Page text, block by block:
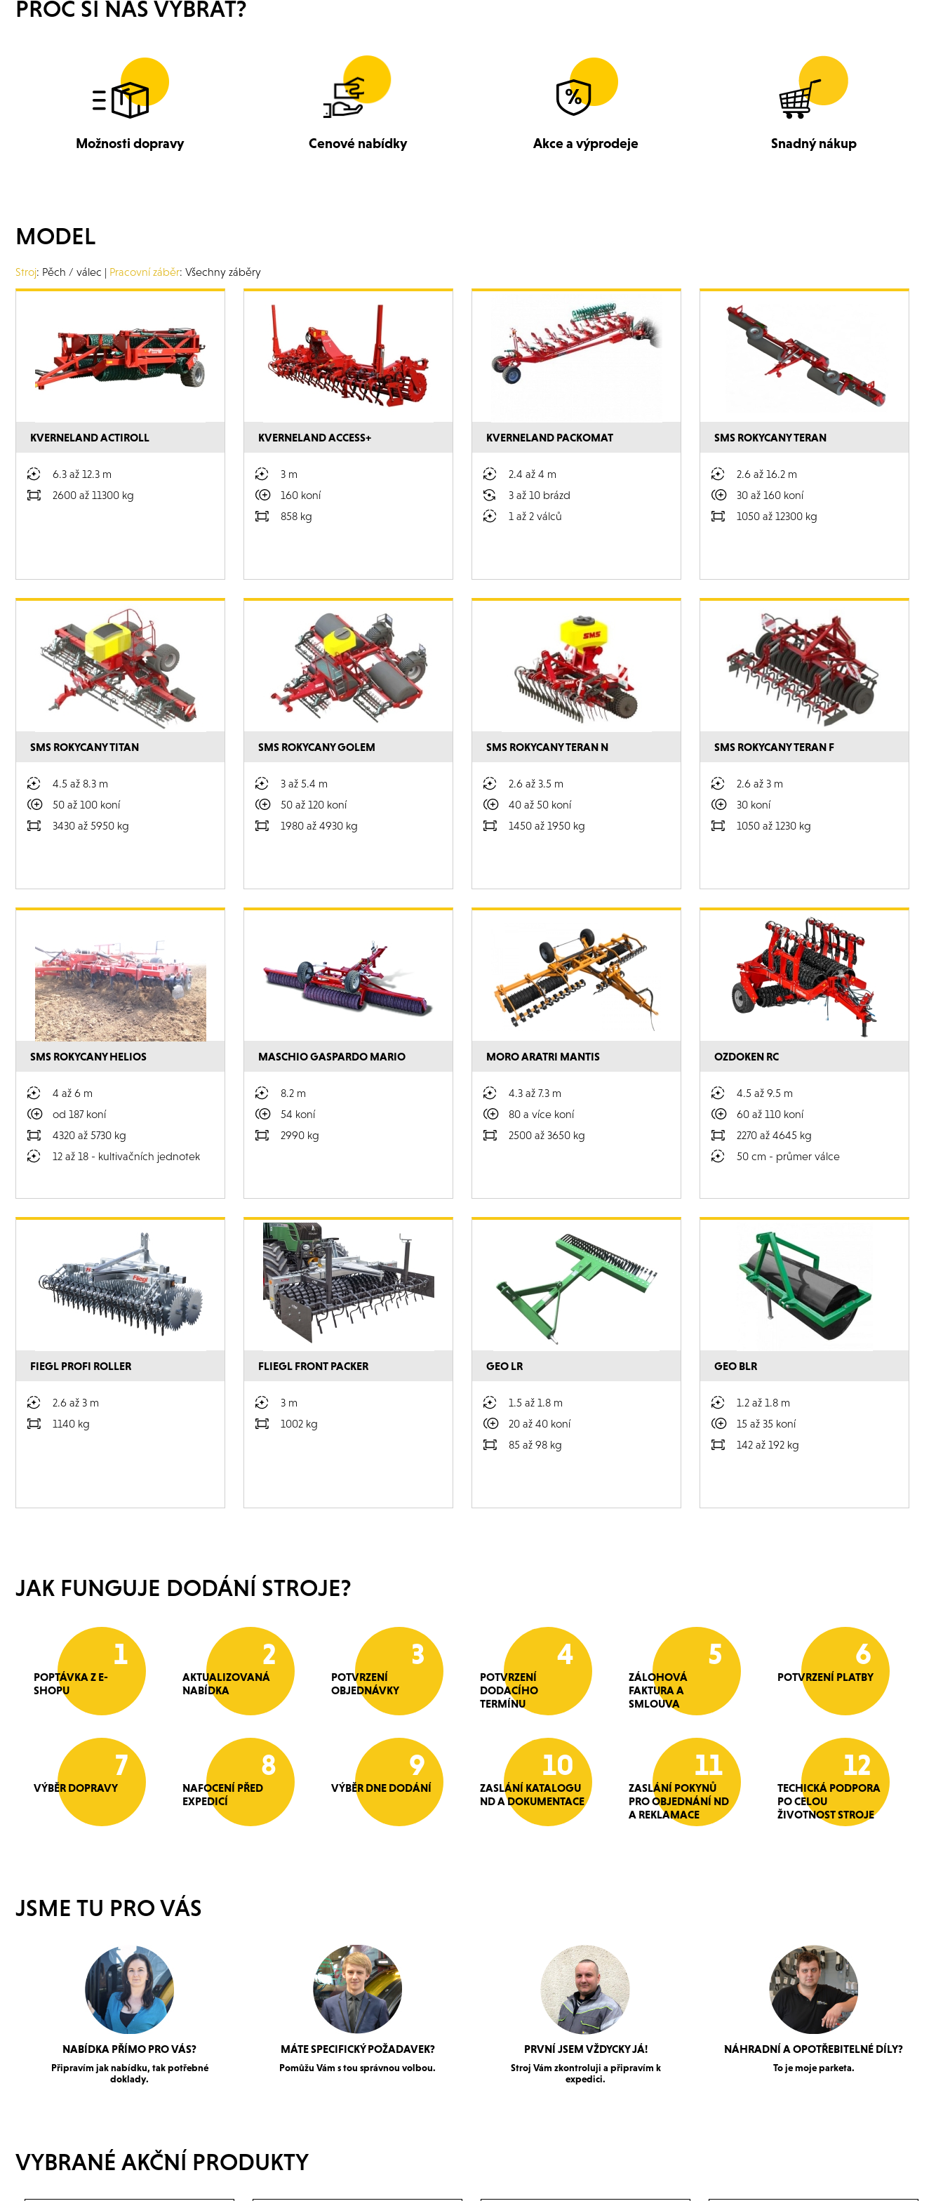
PROČ SI NÁS VYBRAT?
Možnosti dopravy Cenové nabídky Akce a výprodeje Snadný nákup
MODEL
Stroj: Pěch / válec | Pracovní záběr: Všechny záběry
KVERNELAND ACTIROLL
6.3 až 12.3 m
2600 až 11300 kg
KVERNELAND ACCESS+
3 m
160 koní
858 kg
KVERNELAND PACKOMAT
2.4 až 4 m
3 až 10 brázd
1 až 2 válců
SMS ROKYCANY TERAN
2.6 až 16.2 m
30 až 160 koní
1050 až 12300 kg
SMS ROKYCANY TITAN
4.5 až 8.3 m
50 až 100 koní
3430 až 5950 kg
SMS ROKYCANY GOLEM
3 až 5.4 m
50 až 120 koní
1980 až 4930 kg
SMS ROKYCANY TERAN N
2.6 až 3.5 m
40 až 50 koní
1450 až 1950 kg
SMS ROKYCANY TERAN F
2.6 až 3 m
30 koní
1050 až 1230 kg
SMS ROKYCANY HELIOS
4 až 6 m
od 187 koní
4320 až 5730 kg
12 až 18 - kultivačních jednotek
MASCHIO GASPARDO MARIO
8.2 m
54 koní
2990 kg
MORO ARATRI MANTIS
4.3 až 7.3 m
80 a více koní
2500 až 3650 kg
OZDOKEN RC
4.5 až 9.5 m
60 až 110 koní
2270 až 4645 kg
50 cm - průmer válce
FIEGL PROFI ROLLER
2.6 až 3 m
1140 kg
FLIEGL FRONT PACKER
3 m
1002 kg
GEO LR
1.5 až 1.8 m
20 až 40 koní
85 až 98 kg
GEO BLR
1.2 až 1.8 m
15 až 35 koní
142 až 192 kg
JAK FUNGUJE DODÁNÍ STROJE?
1
POPTÁVKA Z E-
SHOPU
2
AKTUALIZOVANÁ
NABÍDKA
3
POTVRZENÍ
OBJEDNÁVKY
4
POTVRZENÍ
DODACÍHO
TERMÍNU
5
ZÁLOHOVÁ
FAKTURA A
SMLOUVA
6
POTVRZENÍ PLATBY
7
VÝBĚR DOPRAVY
8
NAFOCENÍ PŘED
EXPEDICÍ
9
VÝBĚR DNE DODÁNÍ
10
ZASLÁNÍ KATALOGU
ND A DOKUMENTACE
11
ZASLÁNÍ POKYNŮ
PRO OBJEDNÁNÍ ND
A REKLAMACE
12
TECHICKÁ PODPORA
PO CELOU
ŽIVOTNOST STROJE
JSME TU PRO VÁS
NABÍDKA PŘÍMO PRO VÁS?
Připravím jak nabídku, tak potřebné
doklady.
MÁTE SPECIFICKÝ POŽADAVEK?
Pomůžu Vám s tou správnou volbou.
PRVNÍ JSEM VŽDYCKY JÁ!
Stroj Vám zkontroluji a připravím k
expedici.
NÁHRADNÍ A OPOTŘEBITELNÉ DÍLY?
To je moje parketa.
VYBRANÉ AKČNÍ PRODUKTY